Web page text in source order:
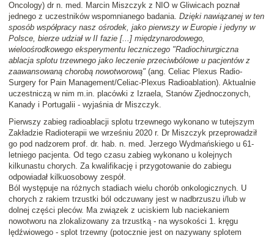
Oncology) dr n. med. Marcin Miszczyk z NIO w Gliwicach poznał
jednego z uczestników wspomnianego badania. Dzięki nawiązanej w ten
sposób współpracy nasz ośrodek, jako pierwszy w Europie i jedyny w
Polsce, bierze udział w II fazie [...] międzynarodowego,
wieloośrodkowego eksperymentu leczniczego "Radiochirurgiczna
ablacja splotu trzewnego jako leczenie przeciwbólowe u pacjentów z
zaawansowaną chorobą nowotworową" (ang. Celiac Plexus Radio-
Surgery for Pain Management/Celiac-Plexus Radioablation). Aktualnie
uczestniczą w nim m.in. placówki z Izraela, Stanów Zjednoczonych,
Kanady i Portugalii - wyjaśnia dr Miszczyk.
Pierwszy zabieg radioablacji splotu trzewnego wykonano w tutejszym
Zakładzie Radioterapii we wrześniu 2020 r. Dr Miszczyk przeprowadził
go pod nadzorem prof. dr. hab. n. med. Jerzego Wydmańskiego u 61-
letniego pacjenta. Od tego czasu zabieg wykonano u kolejnych
kilkunastu chorych. Za kwalifikację i przygotowanie do zabiegu
odpowiadał kilkuosobowy zespół.
Ból występuje na różnych stadiach wielu chorób onkologicznych. U
chorych z rakiem trzustki ból odczuwany jest w nadbrzuszu i/lub w
dolnej części pleców. Ma związek z uciskiem lub naciekaniem
nowotworu na zlokalizowany za trzustką - na wysokości 1. kręgu
lędźwiowego - splot trzewny (potocznie jest on nazywany splotem